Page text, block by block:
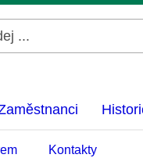
Kontakty